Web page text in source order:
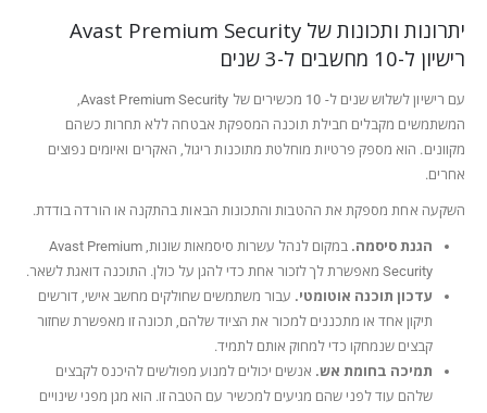
יתרונות ותכונות של Avast Premium Security
רישיון ל-10 מחשבים ל-3 שנים
עם רישיון לשלוש שנים ל- 10 מכשירים של Avast Premium Security,
המשתמשים מקבלים חבילת תוכנה המספקת אבטחה ללא תחרות כשהם
מקוונים. הוא מספק פרטיות מוחלטת מתוכנות ריגול, האקרים ואיומים נפוצים
אחרים.
השקעה אחת מספקת את ההטבות והתכונות הבאות בהתקנה או הורדה בודדת.
הגנת סיסמה.
במקום לנהל עשרות סיסמאות שונות, Avast Premium
Security מאפשרת לך לזכור אחת כדי להגן על כולן. התוכנה דואגת לשאר.
עדכון תוכנה אוטומטי. עבור משתמשים שחולקים מחשב אישי, דורשים
תיקון אחד או מתכננים למכור את הציוד שלהם, תכונה זו מאפשרת שחזור
קבצים שנמחקו כדי למחוק אותם לתמיד.
תמיכה בחומת אש. אנשים יכולים למנוע מפולשים להיכנס לקבצים
שלהם עוד לפני שהם מגיעים למכשיר עם הטבה זו. הוא מגן מפני שינויים